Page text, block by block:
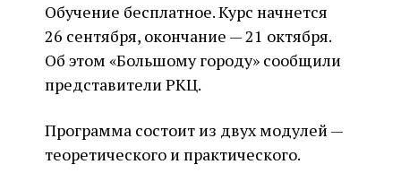
Обучение бесплатное. Курс начнется
26 сентября, окончание — 21 октября.
Об этом «Большому городу» сообщили
представители РКЦ.
Программа состоит из двух модулей —
теоретического и практического.